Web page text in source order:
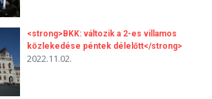
<strong>BKK: változik a 2-es villamos
közlekedése péntek délelőtt</strong>
2022.11.02.